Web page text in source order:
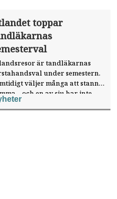
toppar
är tandläkarnas
under semestern.
väljer många att stanna
– och en av sju har inte
någon sommarledighet alls,
"månadens fråga".